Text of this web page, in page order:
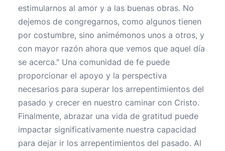
estimularnos al amor y a las buenas obras. No
dejemos de congregarnos, como algunos tienen
por costumbre, sino animémonos unos a otros, y
con mayor razón ahora que vemos que aquel día
se acerca." Una comunidad de fe puede
proporcionar el apoyo y la perspectiva
necesarios para superar los arrepentimientos del
pasado y crecer en nuestro caminar con Cristo.
Finalmente, abrazar una vida de gratitud puede
impactar significativamente nuestra capacidad
para dejar ir los arrepentimientos del pasado. Al